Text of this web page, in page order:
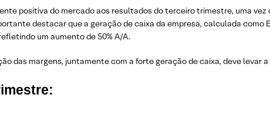
positiva do mercado aos resultados do terceiro trimestre, uma
destacar que a geração de caixa da empresa, calculada como
um aumento de 50% A/A.
das margens, juntamente com a forte geração de caixa, deve levar